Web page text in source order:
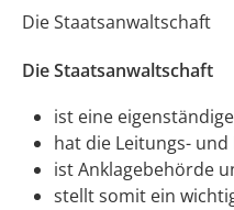
Die Staatsanwaltschaft
Die Staatsanwaltschaft
ist eine
hat die Leitungs-
ist Anklagebehörde
stellt somit ein